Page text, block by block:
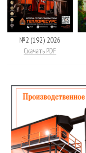
№2 (192) 2026
Скачать PDF